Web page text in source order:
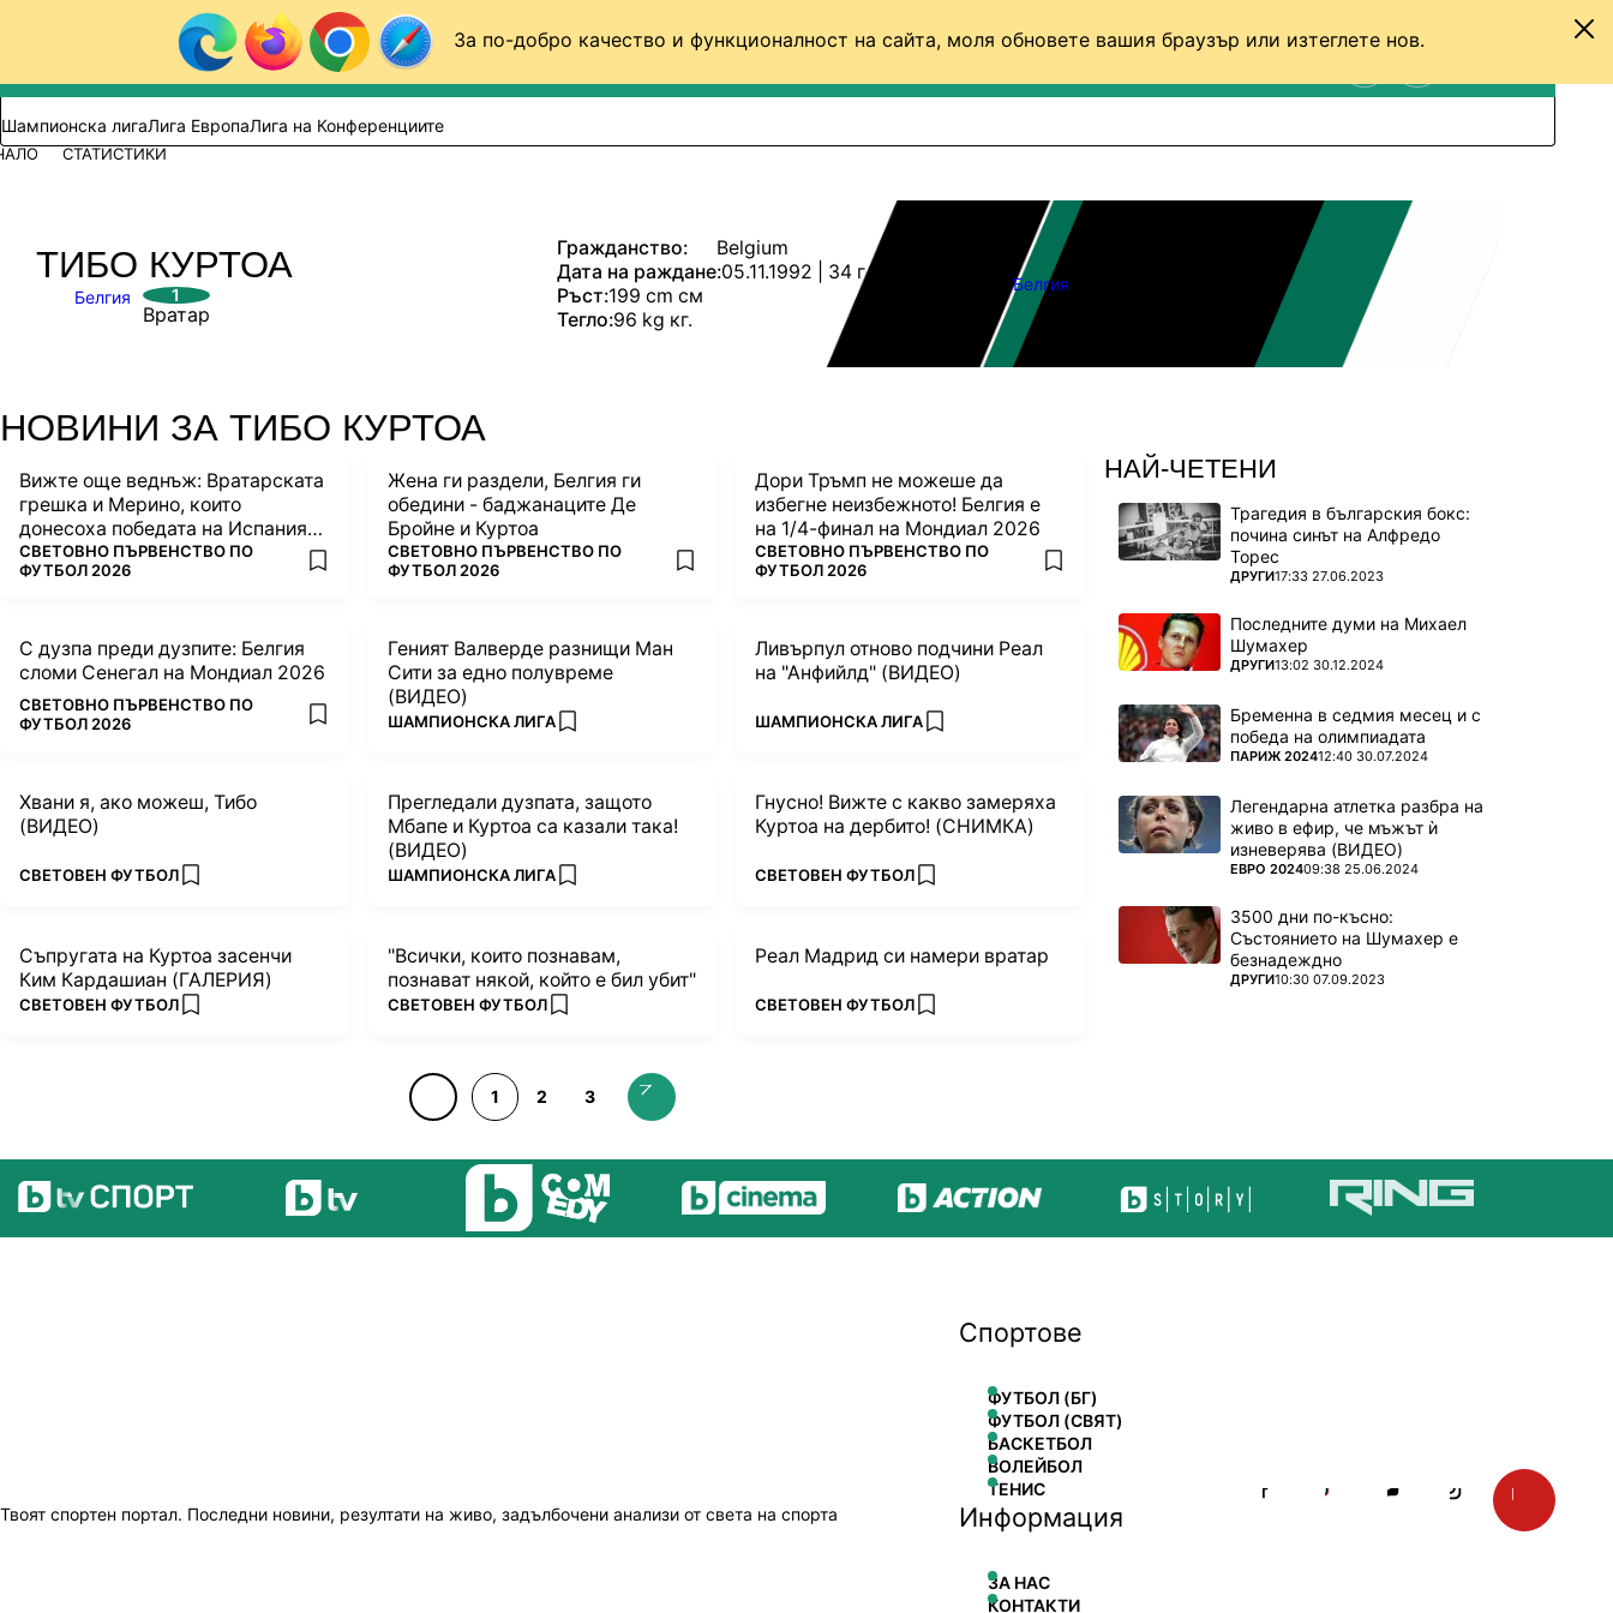
За по-добро качество и функционалност на сайта, моля обновете вашия браузър или изтеглете нов.
Към съдържанието
Търси в сайта
ВИДЕО ФУТБОЛ (БГ)
Шампионска лигаЛига ЕвропаЛига на Конференциите
СТАТИСТИКИ
ТИБО КУРТОА
Белгия 1
Вратар
Гражданство:
Belgium
Дата на раждане:05.11.1992 | 34 г.
Ръст:199 cm см
Тегло:96 kg кг.
Белгия
НОВИНИ ЗА ТИБО КУРТОА
Вижте още веднъж: Вратарската
грешка и Мерино, които
донесоха победата на Испания
над Белгия (ВИДЕО)
ПОВЕЧЕ ОТ
СВЕТОВНО ПЪРВЕНСТВО ПО
ФУТБОЛ 2026
add favorites
Жена ги раздели, Белгия ги
обедини - баджанаците Де
Бройне и Куртоа
ПОВЕЧЕ ОТ
СВЕТОВНО ПЪРВЕНСТВО ПО
ФУТБОЛ 2026
add favorites
Дори Тръмп не можеше да
избегне неизбежното! Белгия е
на 1/4-финал на Мондиал 2026
ПОВЕЧЕ ОТ
СВЕТОВНО ПЪРВЕНСТВО ПО
ФУТБОЛ 2026
add favorites
С дузпа преди дузпите: Белгия
сломи Сенегал на Мондиал 2026
ПОВЕЧЕ ОТ
СВЕТОВНО ПЪРВЕНСТВО ПО
ФУТБОЛ 2026
add favorites
Геният Валверде разнищи Ман
Сити за едно полувреме
(ВИДЕО)
ПОВЕЧЕ ОТ
ШАМПИОНСКА ЛИГА add favorites
Ливърпул отново подчини Реал
на "Анфийлд" (ВИДЕО)
ПОВЕЧЕ ОТ
ШАМПИОНСКА ЛИГА add favorites
Хвани я, ако можеш, Тибо
(ВИДЕО)
ПОВЕЧЕ ОТ
СВЕТОВЕН ФУТБОЛ add favorites
Прегледали дузпата, защото
Мбапе и Куртоа са казали така!
(ВИДЕО)
ПОВЕЧЕ ОТ
ШАМПИОНСКА ЛИГА add favorites
Гнусно! Вижте с какво замеряха
Куртоа на дербито! (СНИМКА)
ПОВЕЧЕ ОТ
СВЕТОВЕН ФУТБОЛ add favorites
Съпругата на Куртоа засенчи
Ким Кардашиан (ГАЛЕРИЯ)
ПОВЕЧЕ ОТ
СВЕТОВЕН ФУТБОЛ add favorites
"Всички, които познавам,
познават някой, който е бил убит"
ПОВЕЧЕ ОТ
СВЕТОВЕН ФУТБОЛ add favorites
Реал Мадрид си намери вратар
ПОВЕЧЕ ОТ
СВЕТОВЕН ФУТБОЛ add favorites
1 2 3
НАЙ-ЧЕТЕНИ
Трагедия в българския бокс:
почина синът на Алфредо
Торес
ПОВЕЧЕ ОТ
ДРУГИ17:33 27.06.2023
Последните думи на Михаел
Шумахер
ПОВЕЧЕ ОТ
ДРУГИ13:02 30.12.2024
Бременна в седмия месец и с
победа на олимпиадата
ПОВЕЧЕ ОТ
ПАРИЖ 202412:40 30.07.2024
Легендарна атлетка разбра на
живо в ефир, че мъжът ѝ
изневерява (ВИДЕО)
ПОВЕЧЕ ОТ
ЕВРО 202409:38 25.06.2024
3500 дни по-късно:
Състоянието на Шумахер е
безнадеждно
ПОВЕЧЕ ОТ
ДРУГИ10:30 07.09.2023
Твоят спортен портал. Последни новини, резултати на живо, задълбочени анализи от света на спорта
Спортове
ФУТБОЛ (БГ)
ФУТБОЛ (СВЯТ)
БАСКЕТБОЛ
ВОЛЕЙБОЛ
ТЕНИС
Информация
ЗА НАС
КОНТАКТИ